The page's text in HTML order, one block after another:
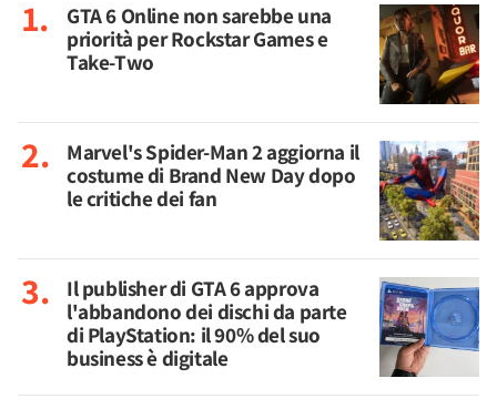
GTA 6 Online non sarebbe una
priorità per Rockstar Games e
Take-Two
Marvel's Spider-Man 2 aggiorna il
costume di Brand New Day dopo
le critiche dei fan
Il publisher di GTA 6 approva
l'abbandono dei dischi da parte
di PlayStation: il 90% del suo
business è digitale